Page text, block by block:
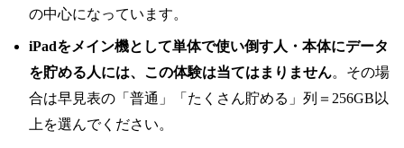
の中心になっています。
iPadをメイン機として単体で使い倒す人・本体にデータ
を貯める人には、この体験は当てはまりません。その場
合は早見表の「普通」「たくさん貯める」列＝256GB以
上を選んでください。